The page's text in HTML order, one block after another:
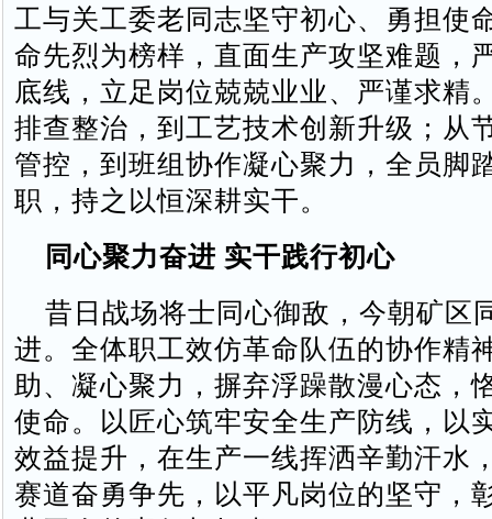
工与关工委老同志坚守初心、勇担使
命先烈为榜样，直面生产攻坚难题，
底线，立足岗位兢兢业业、严谨求精
排查整治，到工艺技术创新升级；从
管控，到班组协作凝心聚力，全员脚
职，持之以恒深耕实干。
同心聚力奋进 实干践行初心
昔日战场将士同心御敌，今朝矿区
进。全体职工效仿革命队伍的协作精
助、凝心聚力，摒弃浮躁散漫心态，
使命。以匠心筑牢安全生产防线，以
效益提升，在生产一线挥洒辛勤汗水
赛道奋勇争先，以平凡岗位的坚守，